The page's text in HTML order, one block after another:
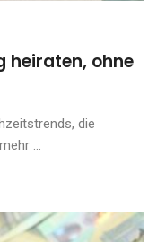
heiraten, ohne
die
...